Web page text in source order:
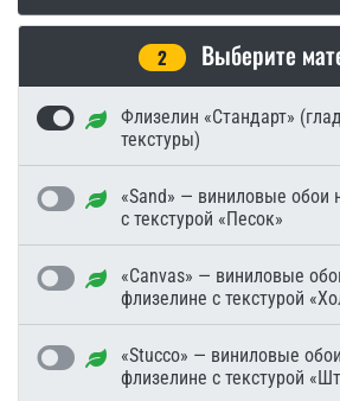
2 Выберите
Флизелин «Стандарт»
текстуры)
«Sand» — виниловые обои
с текстурой «Песок»
«Canvas» — виниловые
флизелине с текстурой
«Stucco» — виниловые
флизелине с текстурой